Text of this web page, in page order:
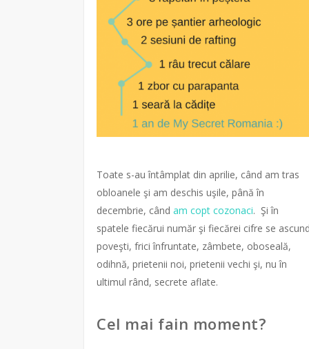
Toate s-au întâmplat din aprilie, când am tras
obloanele şi am deschis uşile, până în
decembrie, când am copt cozonaci. Şi în
spatele fiecărui număr şi fiecărei cifre se
poveşti, frici înfruntate, zâmbete, oboseală,
odihnă, prietenii noi, prietenii vechi şi, nu în
ultimul rând, secrete aflate.
Cel mai fain moment?